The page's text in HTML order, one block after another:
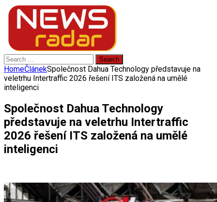
Search
for:
HomeČlánekSpolečnost Dahua Technology představuje na
veletrhu Intertraffic 2026 řešení ITS založená na umělé
inteligenci
Společnost Dahua Technology
představuje na veletrhu Intertraffic
2026 řešení ITS založená na umělé
inteligenci